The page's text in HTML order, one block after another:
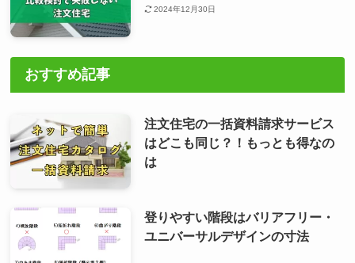
2024年12月30日
おすすめ記事
注文住宅の一括資料請求サービス
はどこも同じ？！もっとも得なの
は
登りやすい階段はバリアフリー・
ユニバーサルデザインの寸法